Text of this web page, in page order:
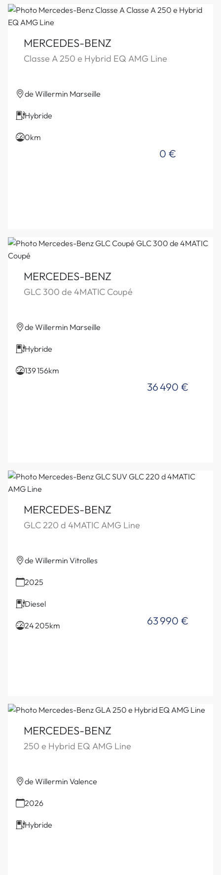
MERCEDES-BENZ
Classe A 250 e Hybrid EQ AMG Line
de Willermin Marseille
Hybride
0km
0 €
MERCEDES-BENZ
GLC 300 de 4MATIC Coupé
de Willermin Marseille
Hybride
139 156km
36 490 €
MERCEDES-BENZ
GLC 220 d 4MATIC AMG Line
de Willermin Vitrolles
2025
Diesel
24 205km 63 990 €
MERCEDES-BENZ
250 e Hybrid EQ AMG Line
de Willermin Valence
2026
Hybride